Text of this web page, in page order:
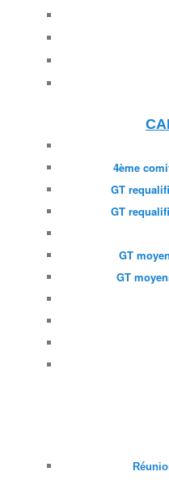
4ème
GT
GT
GT
GT